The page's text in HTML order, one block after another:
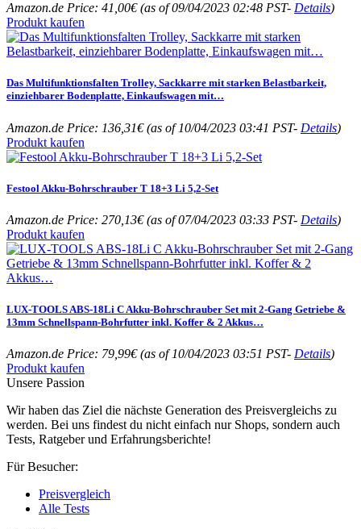
Amazon.de Price: 41,00€(as of 09/04/2023 02:48 PST- Details)
Produkt kaufen
Das Multifunktionsfalten Trolley, Sackkarre mit starken Belastbarkeit,
einziehbarer Bodenplatte, Einkaufswagen mit…
Amazon.de Price: 136,31€(as of 10/04/2023 03:41 PST- Details)
Produkt kaufen
Festool Akku-Bohrschrauber T 18+3 Li 5,2-Set
Amazon.de Price: 270,13€(as of 07/04/2023 03:33 PST- Details)
Produkt kaufen
LUX-TOOLS ABS-18Li C Akku-Bohrschrauber Set mit 2-Gang Getriebe &
13mm Schnellspann-Bohrfutter inkl. Koffer & 2 Akkus…
Amazon.de Price: 79,99€(as of 10/04/2023 03:51 PST- Details)
Produkt kaufen
Unsere Passion
Wir haben das Ziel die nächste Generation des Preisvergleichs zu
werden. Bei uns findest du nicht einfach nur Shops, sondern auch
Tests, Ratgeber und Erfahrungsberichte!
Für Besucher:
Preisvergleich
Alle Tests